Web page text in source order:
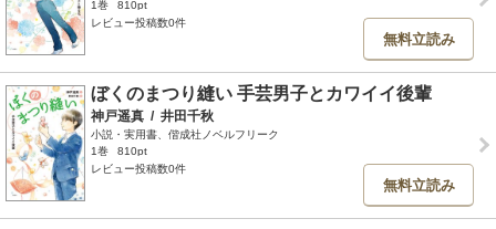
1巻
810pt
レビュー投稿数0件
無料立読み
ぼくのまつり縫い 手芸男子とカワイイ後輩
神戸遥真 / 井田千秋
小説・実用書、偕成社ノベルフリーク
1巻
810pt
レビュー投稿数0件
無料立読み